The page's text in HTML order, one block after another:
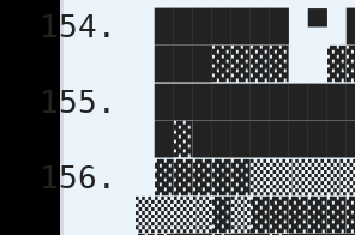
███████ ▀
███▓▓▓▓